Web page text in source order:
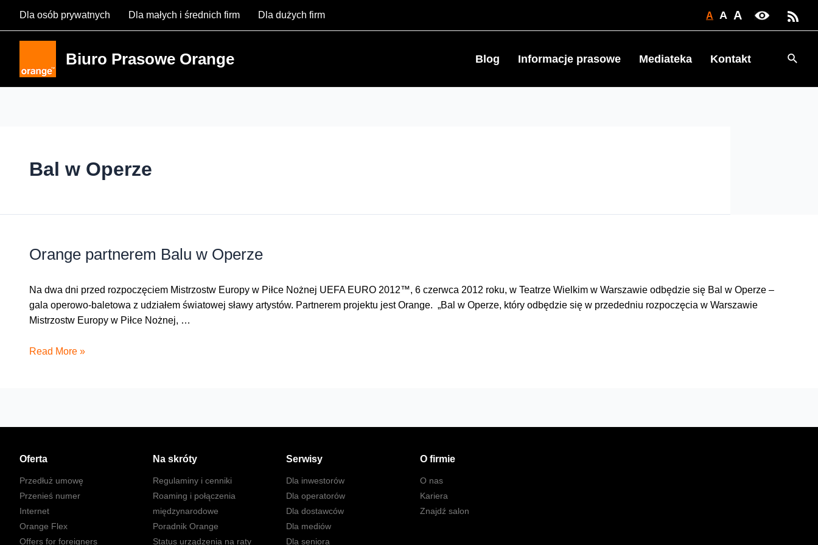
Dla osób prywatnych Dla małych i średnich firm Dla dużych firm A A A
Biuro Prasowe Orange Blog Informacje prasowe Mediateka Kontakt
Bal w Operze
Orange partnerem Balu w Operze
Na dwa dni przed rozpoczęciem Mistrzostw Europy w Piłce Nożnej UEFA EURO 2012™, 6 czerwca 2012 roku, w Teatrze Wielkim w Warszawie odbędzie się Bal w Operze –
gala operowo-baletowa z udziałem światowej sławy artystów. Partnerem projektu jest Orange. „Bal w Operze, który odbędzie się w przededniu rozpoczęcia w Warszawie
Mistrzostw Europy w Piłce Nożnej, …
Orange
Read More »
Oferta
Przedłuż umowę
Przenieś numer
Internet
Orange Flex
Offers for foreigners
Na skróty
Regulaminy i cenniki
Roaming i połączenia
międzynarodowe
Poradnik Orange
Status urządzenia na raty
Serwisy
Dla inwestorów
Dla operatorów
Dla dostawców
Dla mediów
Dla seniora
O firmie
O nas
Kariera
Znajdź salon